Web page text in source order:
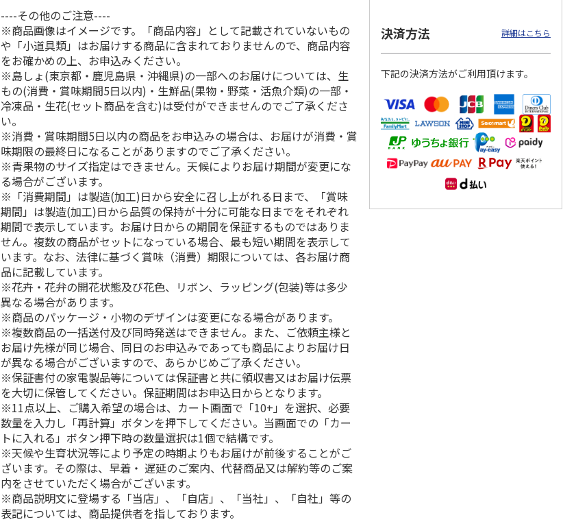
----その他のご注意----
※商品画像はイメージです。「商品内容」として記載されていないもの
や「小道具類」はお届けする商品に含まれておりませんので、商品内容
をお確かめの上、お申込みください。
※島しょ(東京都・鹿児島県・沖縄県)の一部へのお届けについては、生
もの(消費・賞味期間5日以内)・生鮮品(果物・野菜・活魚介類)の一部・
冷凍品・生花(セット商品を含む)は受付ができませんのでご了承くださ
い。
※消費・賞味期間5日以内の商品をお申込みの場合は、お届けが消費・賞
味期限の最終日になることがありますのでご了承ください。
※青果物のサイズ指定はできません。天候によりお届け期間が変更にな
る場合がございます。
※「消費期間」は製造(加工)日から安全に召し上がれる日まで、「賞味
期間」は製造(加工)日から品質の保持が十分に可能な日までをそれぞれ
期間で表示しています。お届け日からの期間を保証するものではありま
せん。複数の商品がセットになっている場合、最も短い期間を表示して
います。なお、法律に基づく賞味（消費）期限については、各お届け商
品に記載しています。
※花卉・花弁の開花状態及び花色、リボン、ラッピング(包装)等は多少
異なる場合があります。
※商品のパッケージ・小物のデザインは変更になる場合があります。
※複数商品の一括送付及び同時発送はできません。また、ご依頼主様と
お届け先様が同じ場合、同日のお申込みであっても商品によりお届け日
が異なる場合がございますので、あらかじめご了承ください。
※保証書付の家電製品等については保証書と共に領収書又はお届け伝票
を大切に保管してください。保証期間はお申込日からとなります。
※11点以上、ご購入希望の場合は、カート画面で「10+」を選択、必要
数量を入力し「再計算」ボタンを押下してください。当画面での「カー
トに入れる」ボタン押下時の数量選択は1個で結構です。
※天候や生育状況等により予定の時期よりもお届けが前後することがご
ざいます。その際は、早着・ 遅延のご案内、代替商品又は解約等のご案
内をさせていただく場合がございます。
※商品説明文に登場する「当店」、「自店」、「当社」、「自社」等の
表記については、商品提供者を指しております。
決済方法 詳細はこちら
下記の決済方法がご利用頂けます。